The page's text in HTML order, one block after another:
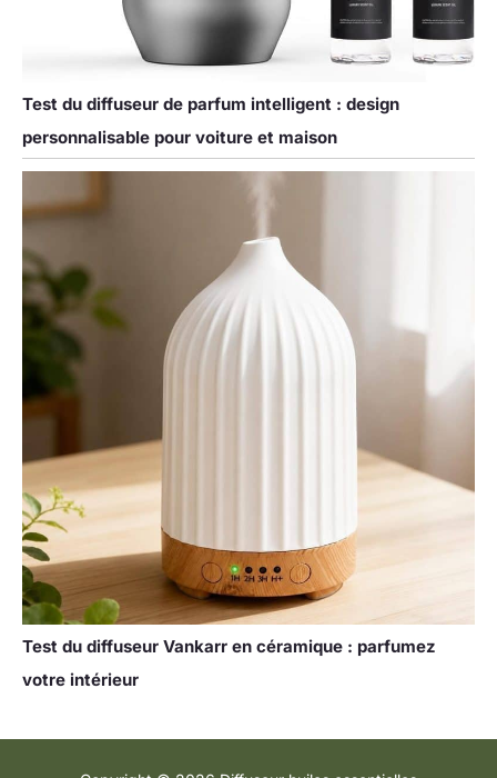
Test du diffuseur de parfum intelligent : design
personnalisable pour voiture et maison
Test du diffuseur Vankarr en céramique : parfumez
votre intérieur